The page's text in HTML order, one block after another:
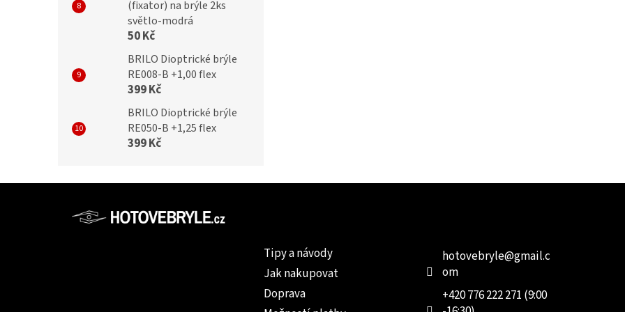
(fixator) na brýle 2ks
světlo-modrá
50 Kč
BRILO Dioptrické brýle
RE008-B +1,00 flex
399 Kč
BRILO Dioptrické brýle
RE050-B +1,25 flex
399 Kč
Tipy a návody
Jak nakupovat
Doprava
hotovebryle@gmail.c
om
+420 776 222 271 (9:00